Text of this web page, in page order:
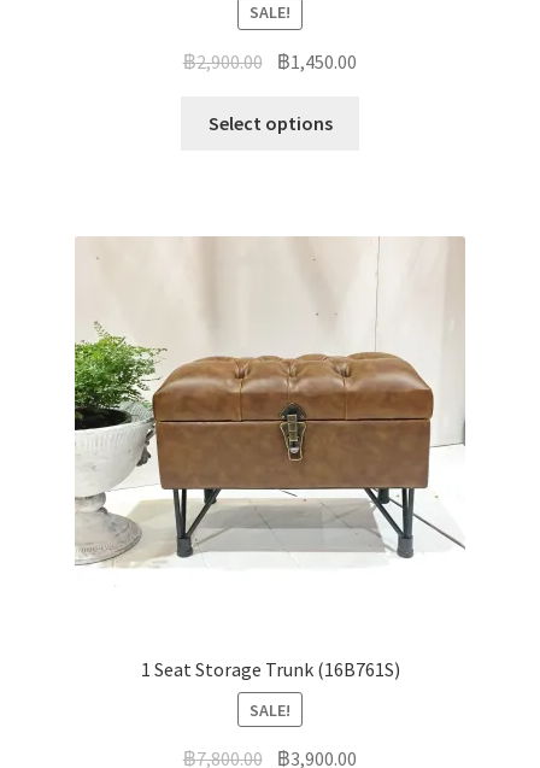
SALE!
฿2,900.00 ฿1,450.00
Select options
1 Seat Storage Trunk (16B761S)
SALE!
฿7,800.00 ฿3,900.00